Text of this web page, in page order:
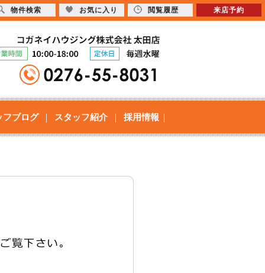
フブログ スタッフ紹介 採用情報
物件検索 お気に入り 閲覧履歴 来店予約